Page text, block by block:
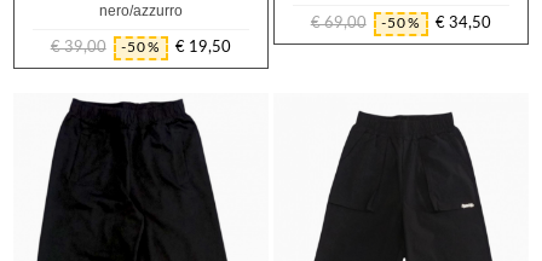
nero/azzurro
Prezzo
€ 39,00 -50%
Prezzo
€ 19,50
Prezzo
€ 69,00 -50%
Prezzo
€ 34,50